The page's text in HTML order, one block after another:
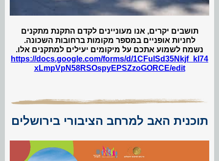
תושבים יקרים, אנו מעוניינים לקדם התקנת מתקנים
לחניות אופניים במספר מקומות ברחובות השכונה.
נשמח לשמוע אתכם על מיקומים יעילים למתקנים אלו.
https://docs.google.com/forms/d/1CFulSd35Nkjf_kI74
xLmpVpN58RSOspyEPSZzoGORCE/edit
תוכנית האב למרחב הציבורי בירושלים